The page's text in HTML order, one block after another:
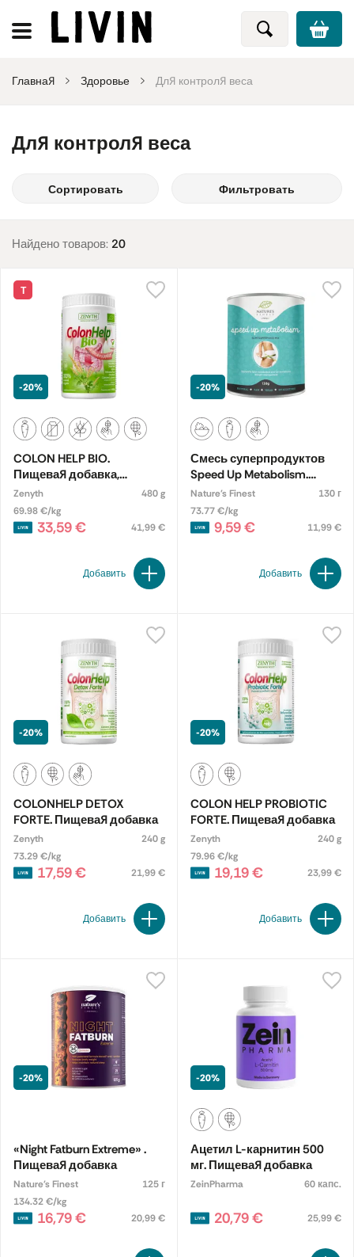
Главная Здоровье Для контроля веса
Для контроля веса
Сортировать Фильтровать
Найдено товаров: 20
Т
-20%
COLON HELP BIO.
Пищевая добавка,
экологическая
Zenyth
480 g
69.98 €/kg
33,59 € 41,99 €
Добавить
-20%
Смесь суперпродуктов
Speed Up Metabolism.
Пищевая добавка
Nature's Finest
130 г
73.77 €/kg
9,59 € 11,99 €
Добавить
-20%
COLONHELP DETOX
FORTE. Пищевая добавка
Zenyth
240 g
73.29 €/kg
17,59 € 21,99 €
Добавить
-20%
COLON HELP PROBIOTIC
FORTE. Пищевая добавка
Zenyth
240 g
79.96 €/kg
19,19 € 23,99 €
Добавить
-20%
«Night Fatburn Extreme» .
Пищевая добавка
Nature's Finest
125 г
134.32 €/kg
16,79 € 20,99 €
-20%
Ацетил L-карнитин 500
мг. Пищевая добавка
ZeinPharma 60 капс.
20,79 € 25,99 €